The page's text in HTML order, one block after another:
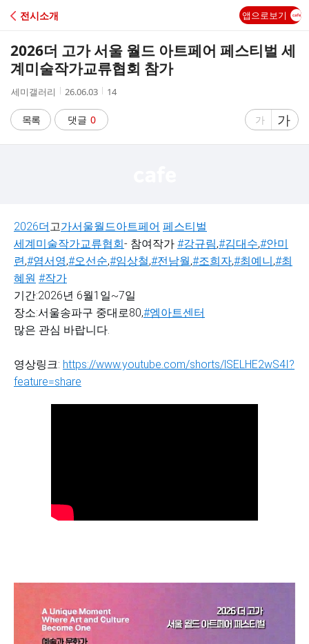
C
A
전시소개 앱으로보기
2026더 고가 서울 월드 아트페어 페스티벌 세
계미술작가교류협회 참가
작
자
세미갤러리
작
시
간
26.06.03
조
수
14
목록 댓글 0
글
가
글
자
가
2026더고가서울월드아트페어 페스티벌
세계미술작가교류협회- 참여작가 #강규림,#김대수,#안미
련,#염서영,#오선순,#임상철,#전남월,#조희자,#최예니,#최
혜원 #작가
기간:2026년 6월1일~7일
장소:서울송파구 중대로80,#엠아트센터
많은 관심 바랍니다.
영상링크: https://www.youtube.com/shorts/lSELHE2wS4I?
feature=share